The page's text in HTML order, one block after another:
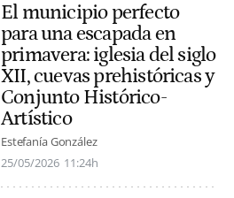
El municipio perfecto
para una escapada en
primavera: iglesia del siglo
XII, cuevas prehistóricas y
Conjunto Histórico-
Artístico
Estefanía González
25/05/2026 11:24h